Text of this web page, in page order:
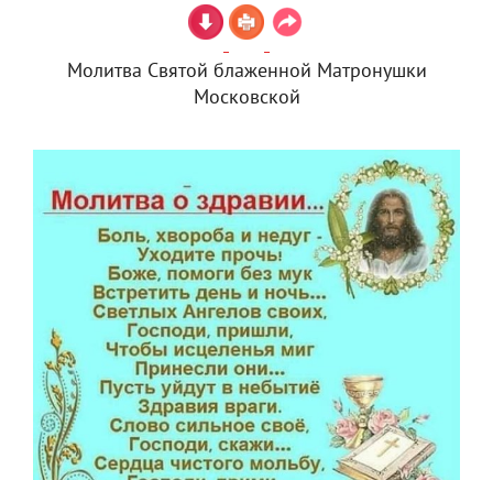
Молитва Святой блаженной Матронушки
Московской